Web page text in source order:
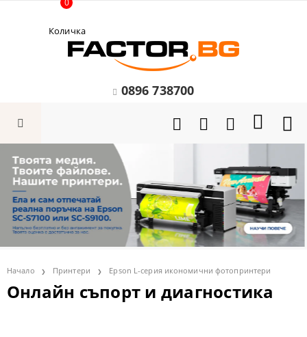
Количка
0
0896 738700
Начало Принтери Epson L-серия икономични фотопринтери
Онлайн съпорт и диагностика